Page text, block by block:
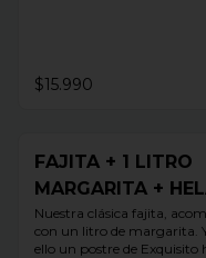
$15.990
FAJITA + 1 LITRO
MARGARITA +
Nuestra clásica fajita,
con un litro de margarita.
ello un postre de Exquisito